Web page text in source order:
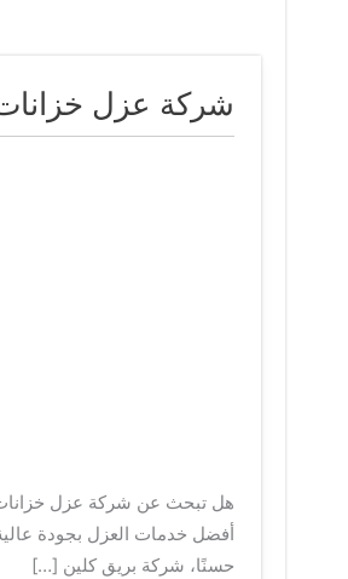
شركة عزل
هل تبحث عن شركة عزل
أفضل خدمات العزل بجودة
حسنًا، شركة بريق كلين […]
شركة